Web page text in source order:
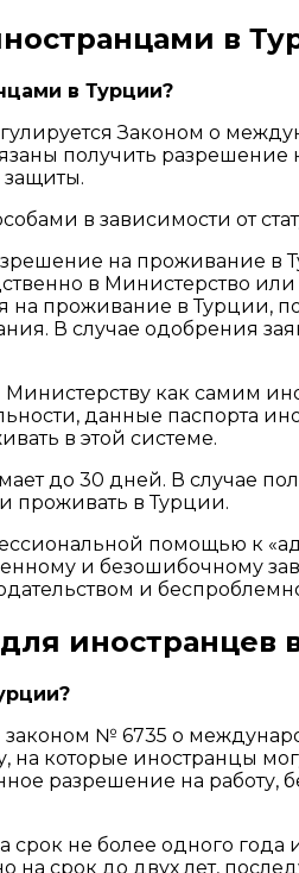
в
в Турции?
Законом о
получить разрешение
в зависимости от
на проживание в
в Министерство или
проживание в Турции,
В случае одобрения
как самим
данные паспорта
в этой системе.
до 30 дней. В случае
проживать в Турции.
помощью к
и
и
иностранцев
№ 6735 о
которые иностранцы
разрешение на работу,
не более одного года
срок до двух лет,